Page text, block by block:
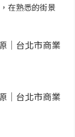
在熟悉的街景